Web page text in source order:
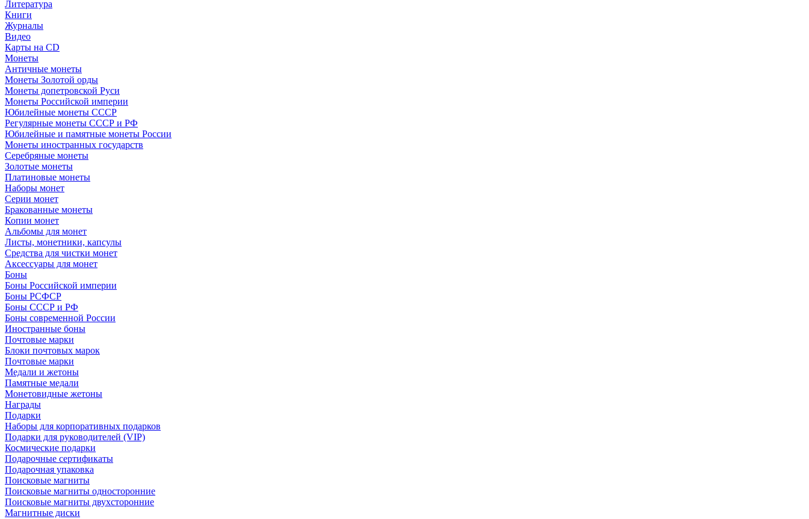
Литература
Книги
Журналы
Видео
Карты на CD
Монеты
Античные монеты
Монеты Золотой орды
Монеты допетровской Руси
Монеты Российской империи
Юбилейные монеты СССР
Регулярные монеты СССР и РФ
Юбилейные и памятные монеты России
Монеты иностранных государств
Серебряные монеты
Золотые монеты
Платиновые монеты
Наборы монет
Серии монет
Бракованные монеты
Копии монет
Альбомы для монет
Листы, монетники, капсулы
Средства для чистки монет
Аксессуары для монет
Боны
Боны Российской империи
Боны РСФСР
Боны СССР и РФ
Боны современной России
Иностранные боны
Почтовые марки
Блоки почтовых марок
Почтовые марки
Медали и жетоны
Памятные медали
Монетовидные жетоны
Награды
Подарки
Наборы для корпоративных подарков
Подарки для руководителей (VIP)
Космические подарки
Подарочные сертификаты
Подарочная упаковка
Поисковые магниты
Поисковые магниты односторонние
Поисковые магниты двухсторонние
Магнитные диски